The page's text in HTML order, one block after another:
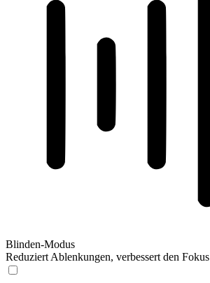
Blinden-Modus
Reduziert Ablenkungen, verbessert den Fokus